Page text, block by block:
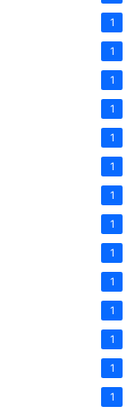
1
1
1
1
1
1
1
1
1
1
1
1
1
1